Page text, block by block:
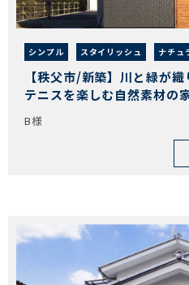
シンプル スタイリッシュ ナチュ
【秩父市/新築】川と緑が
テニスを楽しむ自然素材の
B様